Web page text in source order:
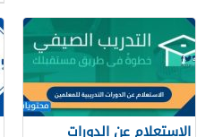
الاستعلام عن الدورات